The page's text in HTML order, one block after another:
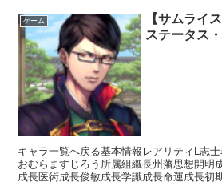
ゲーム
【サムライ
ステータス
キャラ一覧へ戻る基本情報レアリティL志
おむらますじろう所属組織長州藩思想開明
成長医術成長俊敏成長学識成長命運成長初